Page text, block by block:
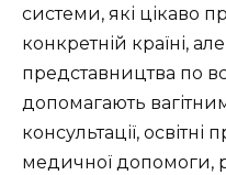
системи, які цікаво
конкретній країні,
представництва по
допомагають
консультації,
медичної допомоги,